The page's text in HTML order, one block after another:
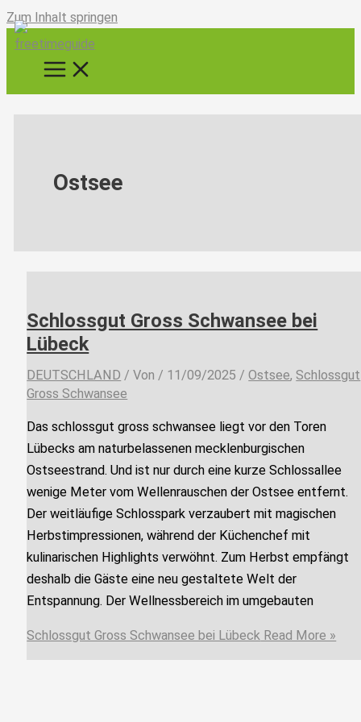
Zum Inhalt springen
Ostsee
Schlossgut Gross Schwansee bei
Lübeck
DEUTSCHLAND / Von / 11/09/2025 /Ostsee,Schlossgut
Gross Schwansee
Das schlossgut gross schwansee liegt vor den Toren
Lübecks am naturbelassenen mecklenburgischen
Ostseestrand. Und ist nur durch eine kurze Schlossallee
wenige Meter vom Wellenrauschen der Ostsee entfernt.
Der weitläufige Schlosspark verzaubert mit magischen
Herbstimpressionen, während der Küchenchef mit
kulinarischen Highlights verwöhnt. Zum Herbst empfängt
deshalb die Gäste eine neu gestaltete Welt der
Entspannung. Der Wellnessbereich im umgebauten
Schlossgut Gross Schwansee bei Lübeck Read More »